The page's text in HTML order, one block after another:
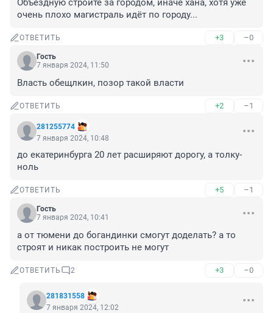
Объездную стройте за городом, иначе хана, хотя уже
очень плохо магистраль идёт по городу...
ОТВЕТИТЬ +3 –0
Гость
7 января 2024, 11:50
Власть обещлкин, позор такой власти
ОТВЕТИТЬ +2 –1
281255774
7 января 2024, 10:48
до екатеринбурга 20 лет расширяют дорогу, а толку-
ноль
ОТВЕТИТЬ +5 –1
Гость
7 января 2024, 10:41
а от тюмени до богандинки смогут доделать? а то
строят и никак построить не могут
ОТВЕТИТЬ 2 +3 –0
281831558
7 января 2024, 12:02